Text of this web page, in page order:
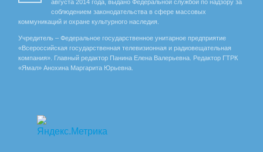
августа 2014 года, выдано Федеральной службой по надзору за
соблюдением законодательства в сфере массовых
коммуникаций и охране культурного наследия.
Учредитель – Федеральное государственное унитарное предприятие
«Всероссийская государственная телевизионная и радиовещательная
компания». Главный редактор Панина Елена Валерьевна. Редактор ГТРК
«Ямал» Анохина Маргарита Юрьевна.